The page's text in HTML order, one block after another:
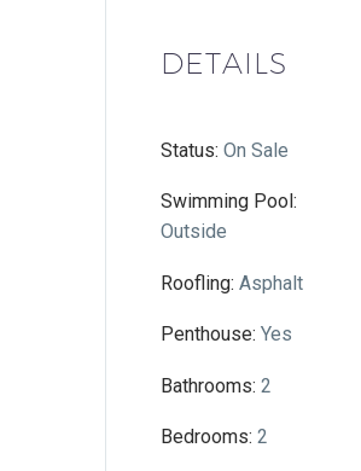
DETAILS
Status: On Sale
Swimming Pool:
Outside
Roofling: Asphalt
Penthouse: Yes
Bathrooms: 2
Bedrooms: 2